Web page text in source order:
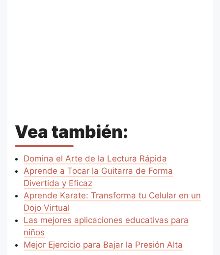
Vea también:
Domina el Arte de la Lectura Rápida
Aprende a Tocar la Guitarra de Forma
Divertida y Eficaz
Aprende Karate: Transforma tu Celular en un
Dojo Virtual
Las mejores aplicaciones educativas para
niños
Mejor Ejercicio para Bajar la Presión Alta